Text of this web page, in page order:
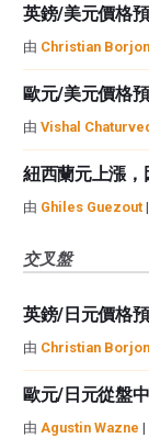
英鎊/美元價格
由 Christian
歐元/美元價格
由 Vishal
紐西蘭元上漲
由 Ghiles Guezout |
交叉盤
英鎊/日元價格
由 Christian
歐元/日元從盤
由 Agustin Wazne |